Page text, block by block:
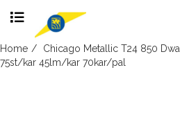
Skip
to
Home
Chicago Metallic T24 850
75st/kar 45lm/kar 70kar/pal